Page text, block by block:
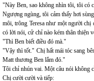
"Này Ben, sao không nhìn tôi, tôi có
Ngượng ngùng, tôi cảm thấy hơi
môi, trông Teresa như một người chị
có lời nói, cử chỉ nào kém thân thiện
"Thì Ben biết điều đó mà."
"Vậy thì tốt." Chị hất mái tóc sang
Matt thương Ben lắm đó."
Tôi chỉ nhún vai. Một câu nói không
Chị cười cười và tiếp: